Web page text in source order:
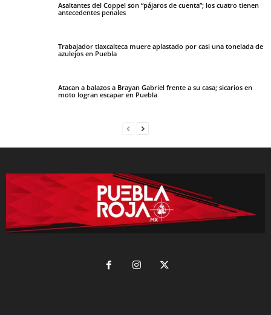
Asaltantes del Coppel son “pájaros de cuenta”; los cuatro tienen
antecedentes penales
Trabajador tlaxcalteca muere aplastado por casi una tonelada de
azulejos en Puebla
Atacan a balazos a Brayan Gabriel frente a su casa; sicarios en
moto logran escapar en Puebla